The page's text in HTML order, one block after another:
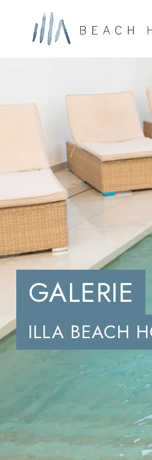
GALERIE
ILLA BEACH